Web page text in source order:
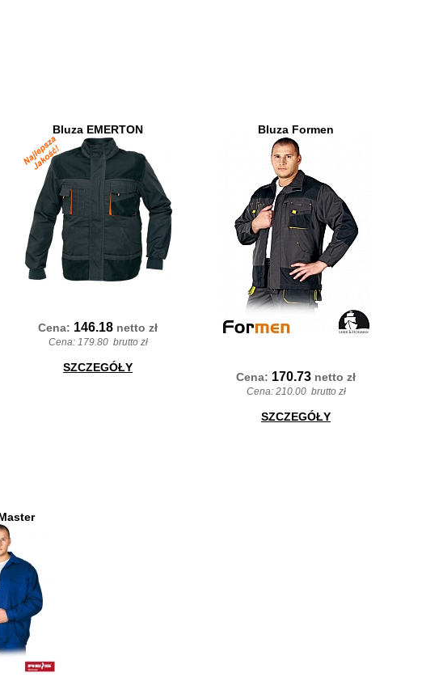
Bluza EMERTON
Cena: 146.18 netto zł
Cena: 179.80 brutto zł
SZCZEGÓŁY
Bluza Formen
Cena: 170.73 netto zł
Cena: 210.00 brutto zł
SZCZEGÓŁY